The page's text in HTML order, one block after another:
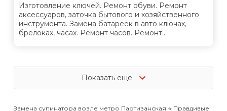
Изготовление ключей. Ремонт обуви. Ремонт
аксессуаров, заточка бытового и хозяйственного
инструмента. Замена батареек в авто ключах,
брелоках, часах. Ремонт часов. Ремонт...
Показать еще
Замена супинатора возле метро Партизанская ⭐️ Правдивые